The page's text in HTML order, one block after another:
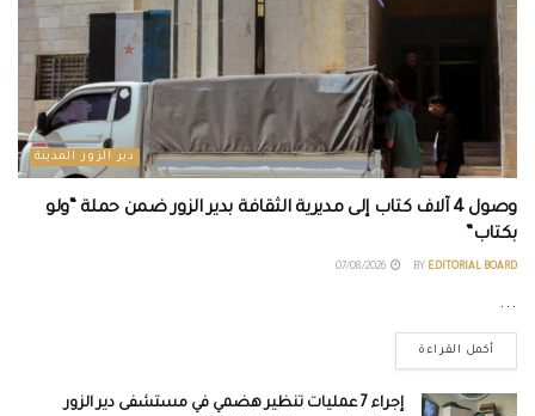
دير الزور المدينة
وصول 4 آلاف كتاب إلى مديرية الثقافة بدير الزور ضمن حملة “ولو
بكتاب”
BY EDITORIAL BOARD
...
أكمل القراءة
إجراء 7 عمليات تنظير هضمي في مستشفى دير الزور